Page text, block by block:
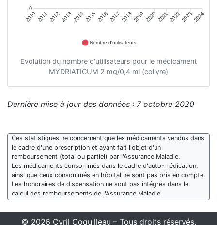
0
20102011201220132014201520162017 2018 201920202021202220232024
Nombre d'utilisateurs
Evolution du nombre d'utilisateurs pour le médicament
MYDRIATICUM 2 mg/0,4 ml (collyre)
Dernière mise à jour des données : 7 octobre 2020
Ces statistiques ne concernent que les médicaments vendus dans
le cadre d'une prescription et ayant fait l'objet d'un
remboursement (total ou partiel) par l'Assurance Maladie.
Les médicaments consommés dans le cadre d'auto-médication,
ainsi que ceux consommés en hôpital ne sont pas pris en compte.
Les honoraires de dispensation ne sont pas intégrés dans le
calcul des remboursements de l'Assurance Maladie.
© 2026 Cyril Coquilleau – Tous droits réservés.